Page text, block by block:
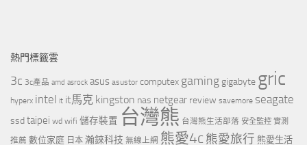
熱門標籤雲
3c 3c產品 amd asrock asus asustor computex gaming gigabyte gric
hyperx intel it it馬克 kingston nas netgear review savemore seagate
ssdtaipei wd wifi 儲存裝置 台灣熊 台灣熊生活部落 安全監控 實測
推薦 數位家庭 日本 瀚錸科技 無線上網 熊愛4c 熊愛旅行 熊愛生活